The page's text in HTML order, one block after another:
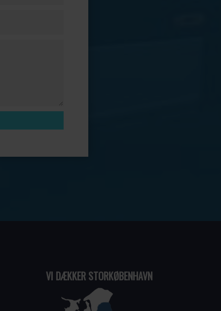
VI DÆKKER STORKØBENHAVN